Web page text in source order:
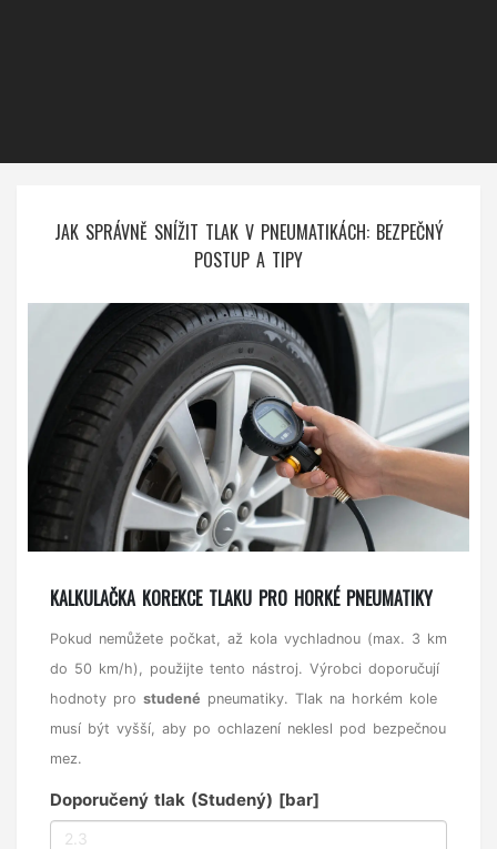
JAK SPRÁVNĚ SNÍŽIT TLAK V PNEUMATIKÁCH: BEZPEČNÝ
POSTUP A TIPY
KALKULAČKA KOREKCE TLAKU PRO HORKÉ PNEUMATIKY
Pokud nemůžete počkat, až kola vychladnou (max. 3 km
do 50 km/h), použijte tento nástroj. Výrobci doporučují
hodnoty pro studené pneumatiky. Tlak na horkém kole
musí být vyšší, aby po ochlazení neklesl pod bezpečnou
mez.
Doporučený tlak (Studený) [bar]